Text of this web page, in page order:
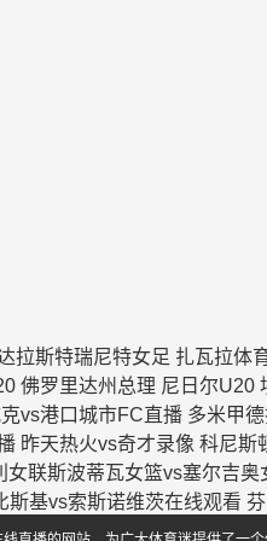
拉斯特瑞尼特女足 扎瓦拉体
佛罗里达州总理 尼日尔U20
vs港口城市FC直播 多米甲
昨天热火vs奇才录像 科尼斯
女联斯波蒂瓦女篮vs塞尔吉奥
斯基vs索斯诺维茨在线观看